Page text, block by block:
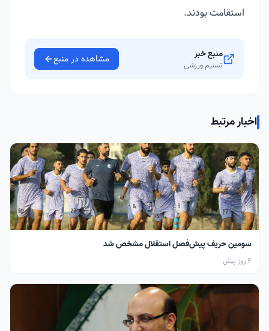
استقامت بودند.
منبع خبر
تسنیم ورزشی مشاهده در منبع
اخبار مرتبط
سومین حریف پیش‌فصل استقلال مشخص شد
4 روز پیش